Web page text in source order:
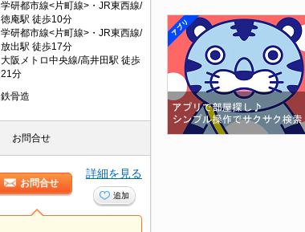
学研都市線<片町線>・JR東西線/
徳庵駅 徒歩10分
学研都市線<片町線>・JR東西線/
放出駅 徒歩17分
大阪メトロ中央線/高井田駅 徒歩
21分
鉄骨造
お問合せ
お問合せ
詳細を見る
追加